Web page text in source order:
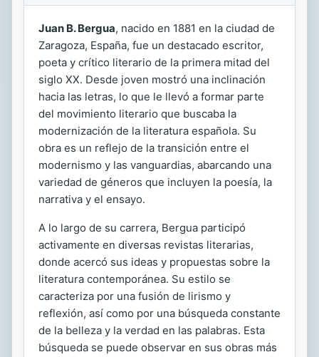
Juan B. Bergua, nacido en 1881 en la ciudad de
Zaragoza, España, fue un destacado escritor,
poeta y crítico literario de la primera mitad del
siglo XX. Desde joven mostró una inclinación
hacia las letras, lo que le llevó a formar parte
del movimiento literario que buscaba la
modernización de la literatura española. Su
obra es un reflejo de la transición entre el
modernismo y las vanguardias, abarcando una
variedad de géneros que incluyen la poesía, la
narrativa y el ensayo.
A lo largo de su carrera, Bergua participó
activamente en diversas revistas literarias,
donde acercó sus ideas y propuestas sobre la
literatura contemporánea. Su estilo se
caracteriza por una fusión de lirismo y
reflexión, así como por una búsqueda constante
de la belleza y la verdad en las palabras. Esta
búsqueda se puede observar en sus obras más